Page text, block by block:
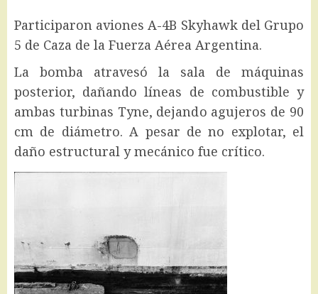
Participaron aviones A-4B Skyhawk del Grupo
5 de Caza de la Fuerza Aérea Argentina.
La bomba atravesó la sala de máquinas
posterior, dañando líneas de combustible y
ambas turbinas Tyne, dejando agujeros de 90
cm de diámetro. A pesar de no explotar, el
daño estructural y mecánico fue crítico.